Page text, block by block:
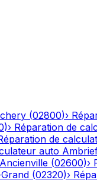
(02800)›
)› Réparation de
de
auto
Ancienville (02600)›
(02320)›